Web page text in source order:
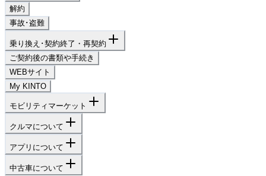
解約
事故･盗難
乗り換え･契約終了・再契約
ご契約後の書類や手続き
WEBサイト
My KINTO
モビリティマーケット
クルマについて
アプリについて
中古車について